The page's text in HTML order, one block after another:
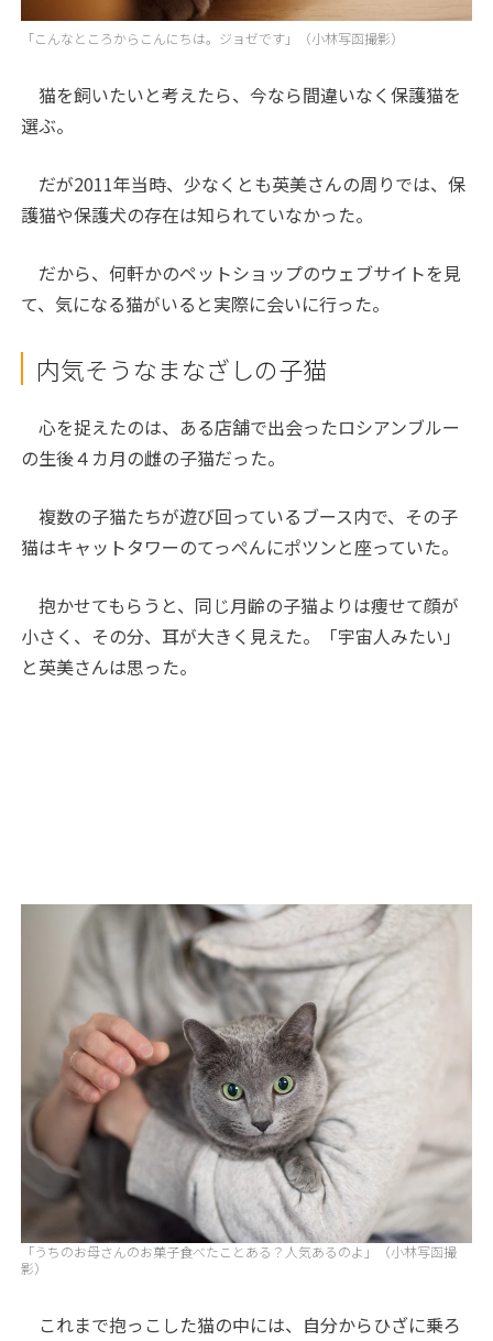
「こんなところからこんにちは。ジョゼです」（小林写函撮影）
猫を飼いたいと考えたら、今なら間違いなく保護猫を
選ぶ。
だが2011年当時、少なくとも英美さんの周りでは、保
護猫や保護犬の存在は知られていなかった。
だから、何軒かのペットショップのウェブサイトを見
て、気になる猫がいると実際に会いに行った。
内気そうなまなざしの子猫
心を捉えたのは、ある店舗で出会ったロシアンブルー
の生後４カ月の雌の子猫だった。
複数の子猫たちが遊び回っているブース内で、その子
猫はキャットタワーのてっぺんにポツンと座っていた。
抱かせてもらうと、同じ月齢の子猫よりは痩せて顔が
小さく、その分、耳が大きく見えた。「宇宙人みたい」
と英美さんは思った。
「うちのお母さんのお菓子食べたことある？人気あるのよ」（小林写函撮
影）
これまで抱っこした猫の中には、自分からひざに乗ろ